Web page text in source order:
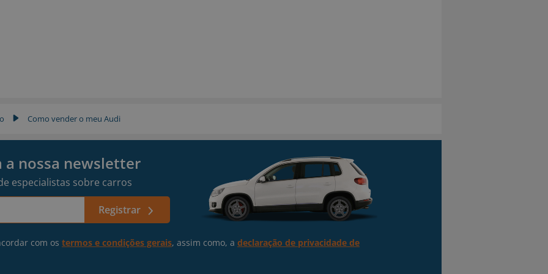
Como vender o meu Audi
a nossa newsletter
especialistas sobre carros
Registrar
com os termos e condições gerais, assim como, a declaração de privacidade de